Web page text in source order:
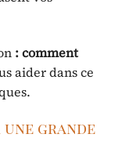
: comment
aider dans ce
grande